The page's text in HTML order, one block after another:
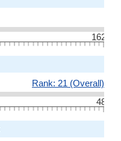
162
Rank: 21 (Overall)
48